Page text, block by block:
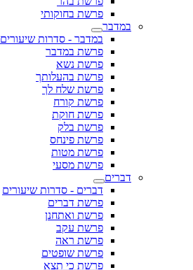
פרשת בחוקותי
במדבר
במדבר - סדרות שיעורים
פרשת במדבר
פרשת נשא
פרשת בהעלותך
פרשת שלח לך
פרשת קורח
פרשת חוקת
פרשת בלק
פרשת פינחס
פרשת מטות
פרשת מסעי
דברים
דברים - סדרות שיעורים
פרשת דברים
פרשת ואתחנן
פרשת עקב
פרשת ראה
פרשת שופטים
פרשת כי תצא